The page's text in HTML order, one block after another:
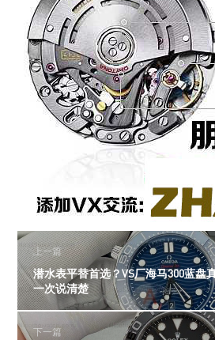
上一篇
潜水表平替首选？VS厂海马300蓝盘
一次说清楚
下一篇